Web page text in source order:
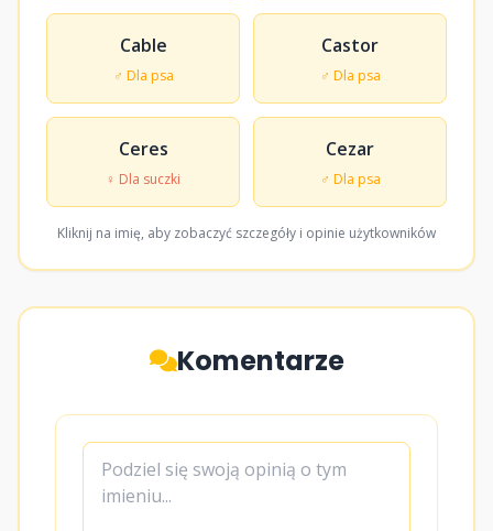
Cable
♂ Dla psa
Castor
♂ Dla psa
Ceres
♀ Dla suczki
Cezar
♂ Dla psa
Kliknij na imię, aby zobaczyć szczegóły i opinie użytkowników
Komentarze